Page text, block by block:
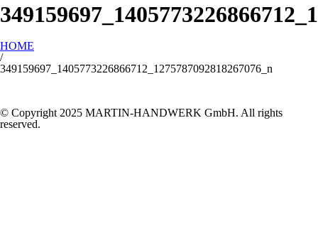
HOME
/
349159697_1405773226866712_1275787092818267076_n
© Copyright 2025 MARTIN-HANDWERK GmbH. All rights
reserved.